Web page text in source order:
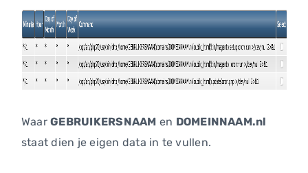
WaarGEBRUIKERSNAAM en DOMEINNAAM.nl
staat dien je eigen data in te vullen.